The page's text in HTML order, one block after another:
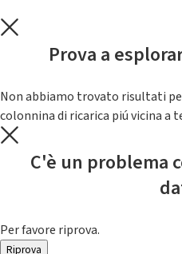
Prova a
Non abbiamo trovato risultati
colonnina di ricarica piú vicina a
C'è un problema
Per favore riprova.
Riprova